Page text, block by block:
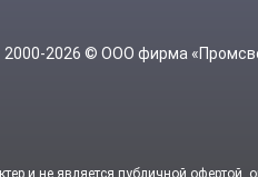
2000-2026 © ООО фирма